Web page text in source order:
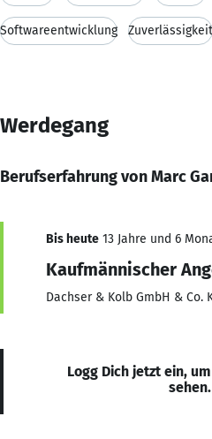
Softwareentwicklung Zuverlässigkeit
Werdegang
Berufserfahrung von Marc
Bis heute 13 Jahre und 6
Kaufmännischer
Dachser & Kolb GmbH & Co.
Logg Dich jetzt ein,
sehen.